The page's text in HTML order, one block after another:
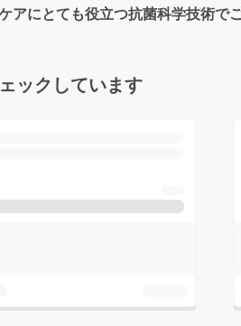
にとても役立つ抗菌科学技術で
ックしています